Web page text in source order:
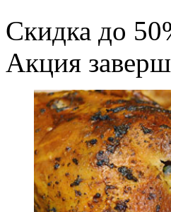
Скидка до
Акция